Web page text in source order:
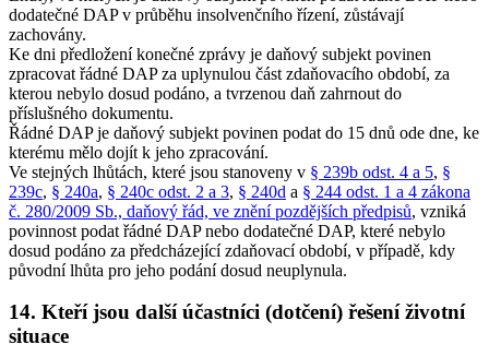
dodatečné DAP v průběhu insolvenčního řízení, zůstávají
zachovány.
Ke dni předložení konečné zprávy je daňový subjekt povinen
zpracovat řádné DAP za uplynulou část zdaňovacího období, za
kterou nebylo dosud podáno, a tvrzenou daň zahrnout do
příslušného dokumentu.
Řádné DAP je daňový subjekt povinen podat do 15 dnů ode dne, ke
kterému mělo dojít k jeho zpracování.
Ve stejných lhůtách, které jsou stanoveny v § 239b odst. 4 a 5, §
239c, § 240a, § 240c odst. 2 a 3, § 240d a § 244 odst. 1 a 4 zákona
č. 280/2009 Sb., daňový řád, ve znění pozdějších předpisů, vzniká
povinnost podat řádné DAP nebo dodatečné DAP, které nebylo
dosud podáno za předcházející zdaňovací období, v případě, kdy
původní lhůta pro jeho podání dosud neuplynula.
14. Kteří jsou další účastníci (dotčení) řešení životní
situace